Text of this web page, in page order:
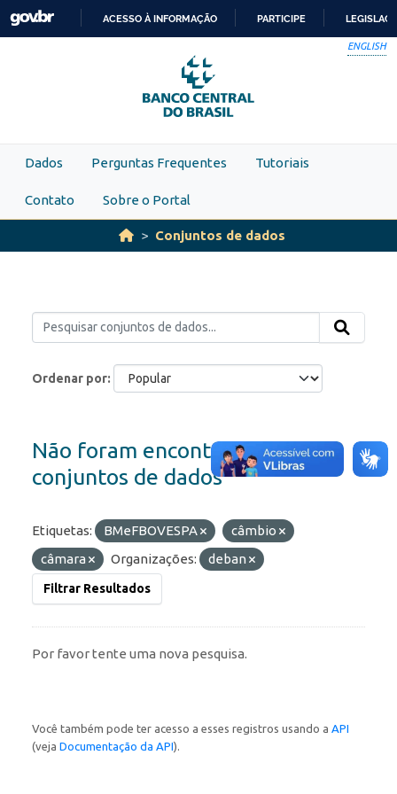
Skip to main content
PARA
O
CONTEÚDO
ACESSO À INFORMAÇÃO PARTICIPE
ENGLISH
Dados Perguntas Frequentes Tutoriais
Contato Sobre o Portal
Conjuntos de dados
Ordenar por
Não foram encontrados
conjuntos de dados
Etiquetas: BMeFBOVESPA
câmbio
câmara
Organizações: deban
Filtrar Resultados
Por favor tente uma nova pesquisa.
Você também pode ter acesso a esses registros usando a API
(veja Documentação da API).